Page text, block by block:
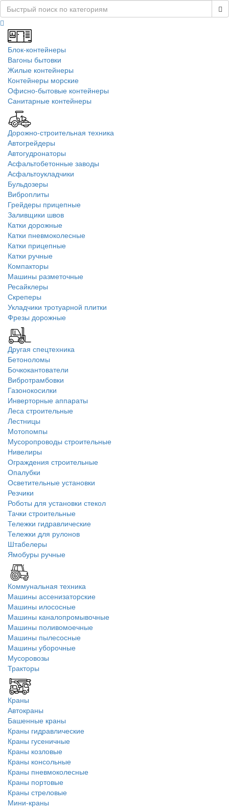
Блок-контейнеры
Вагоны бытовки
Жилые контейнеры
Контейнеры морские
Офисно-бытовые контейнеры
Санитарные контейнеры
Дорожно-строительная техника
Автогрейдеры
Автогудронаторы
Асфальтобетонные заводы
Асфальтоукладчики
Бульдозеры
Виброплиты
Грейдеры прицепные
Заливщики швов
Катки дорожные
Катки пневмоколесные
Катки прицепные
Катки ручные
Компакторы
Машины разметочные
Ресайклеры
Скреперы
Укладчики тротуарной плитки
Фрезы дорожные
Другая спецтехника
Бетоноломы
Бочкокантователи
Вибротрамбовки
Газонокосилки
Инверторные аппараты
Леса строительные
Лестницы
Мотопомпы
Мусоропроводы строительные
Нивелиры
Ограждения строительные
Опалубки
Осветительные установки
Резчики
Роботы для установки стекол
Тачки строительные
Тележки гидравлические
Тележки для рулонов
Штабелеры
Ямобуры ручные
Коммунальная техника
Машины ассенизаторские
Машины илососные
Машины каналопромывочные
Машины поливомоечные
Машины пылесосные
Машины уборочные
Мусоровозы
Тракторы
Краны
Автокраны
Башенные краны
Краны гидравлические
Краны гусеничные
Краны козловые
Краны консольные
Краны пневмоколесные
Краны портовые
Краны стреловые
Мини-краны